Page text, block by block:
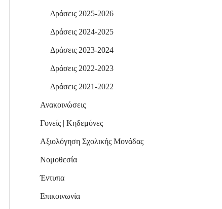
Δράσεις 2025-2026
Δράσεις 2024-2025
Δράσεις 2023-2024
Δράσεις 2022-2023
Δράσεις 2021-2022
Ανακοινώσεις
Γονείς | Κηδεμόνες
Αξιολόγηση Σχολικής Μονάδας
Νομοθεσία
Έντυπα
Επικοινωνία